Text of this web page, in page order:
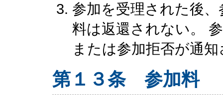
参加を受理された後
料は返還されない。
または参加拒否が通
第１３条 参加料